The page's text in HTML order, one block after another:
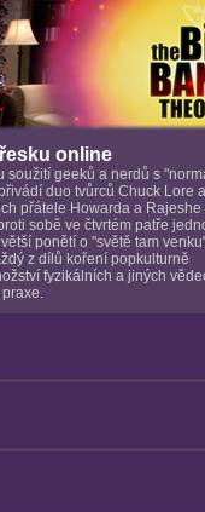
online
soužití geeků a nerdů s
duo tvůrců Chuck Lore
přátele Howarda a Rajeshe
sobě ve čtvrtém patře
ponětí o "světě tam
z dílů koření popkulturně
fyzikálních a jiných